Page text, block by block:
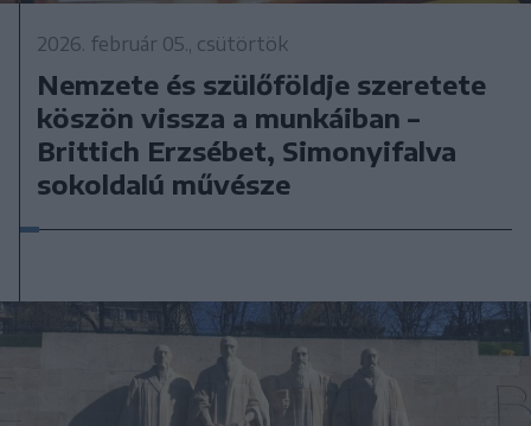
2026. február 05., csütörtök
Nemzete és szülőföldje szeretete
köszön vissza a munkáiban –
Brittich Erzsébet, Simonyifalva
sokoldalú művésze